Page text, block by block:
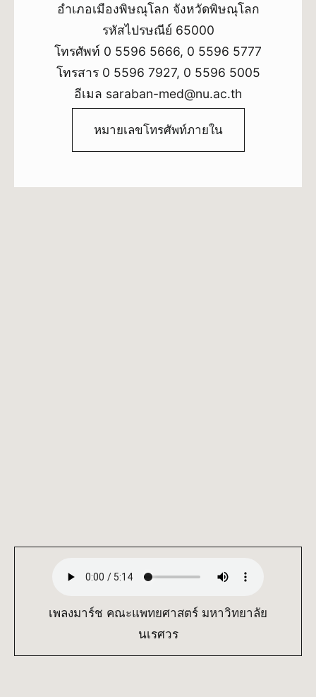
อำเภอเมืองพิษณุโลก จังหวัดพิษณุโลก
รหัสไปรษณีย์ 65000
โทรศัพท์ 0 5596 5666, 0 5596 5777
โทรสาร 0 5596 7927, 0 5596 5005
อีเมล saraban-med@nu.ac.th
หมายเลขโทรศัพท์ภายใน
เพลงมาร์ช คณะแพทยศาสตร์ มหาวิทยาลัย
นเรศวร